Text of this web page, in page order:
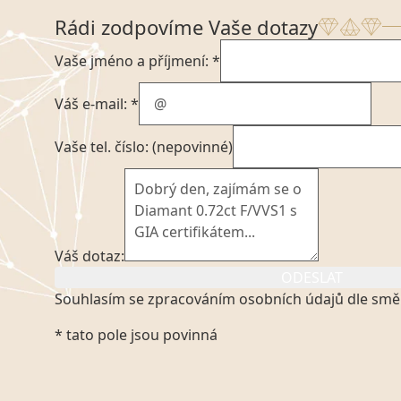
Rádi zodpovíme Vaše dotazy
Vaše jméno a příjmení: *
Váš e-mail: *
Vaše tel. číslo: (nepovinné)
Váš dotaz:
Souhlasím se zpracováním osobních údajů dle
Kliknutím na výše uvedený odkaz, v souladu se
platném znění výslovně souhlasím se zpracováním
* tato pole jsou povinná